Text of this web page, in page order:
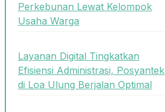
Perkebunan Lewat Kelompok
Usaha Warga
Layanan Digital Tingkatkan
Efisiensi Administrasi, Posyantek
di Loa Ulung Berjalan Optimal